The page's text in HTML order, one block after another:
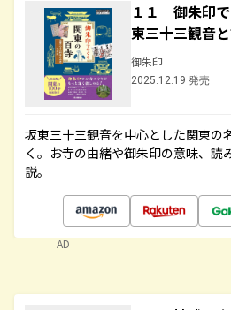
１１ 御朱印
東三十三観音
御朱印
2025.12.19 発売
坂東三十三観音を中心とした関東の
く。お寺の由緒や御朱印の意味、読
説。
AD